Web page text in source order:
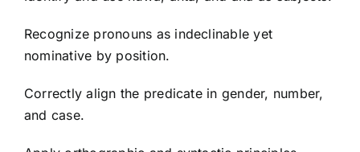
Recognize pronouns as indeclinable yet
nominative by position.
Correctly align the predicate in gender, number,
and case.